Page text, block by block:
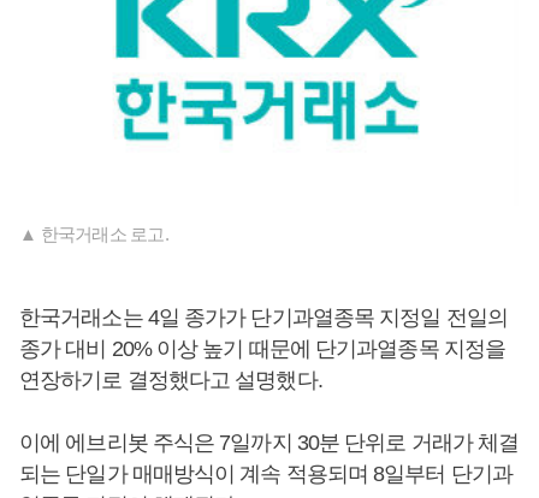
▲ 한국거래소 로고.
한국거래소는 4일 종가가 단기과열종목 지정일 전일의
종가 대비 20% 이상 높기 때문에 단기과열종목 지정을
연장하기로 결정했다고 설명했다.
이에 에브리봇 주식은 7일까지 30분 단위로 거래가 체결
되는 단일가 매매방식이 계속 적용되며 8일부터 단기과